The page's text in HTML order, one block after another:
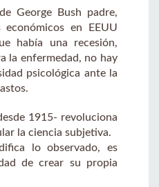
George Bush padre,
en EEUU
había una recesión,
la enfermedad, no hay
psicológica ante la
1915- revoluciona
la ciencia subjetiva.
lo observado, es
de crear su propia